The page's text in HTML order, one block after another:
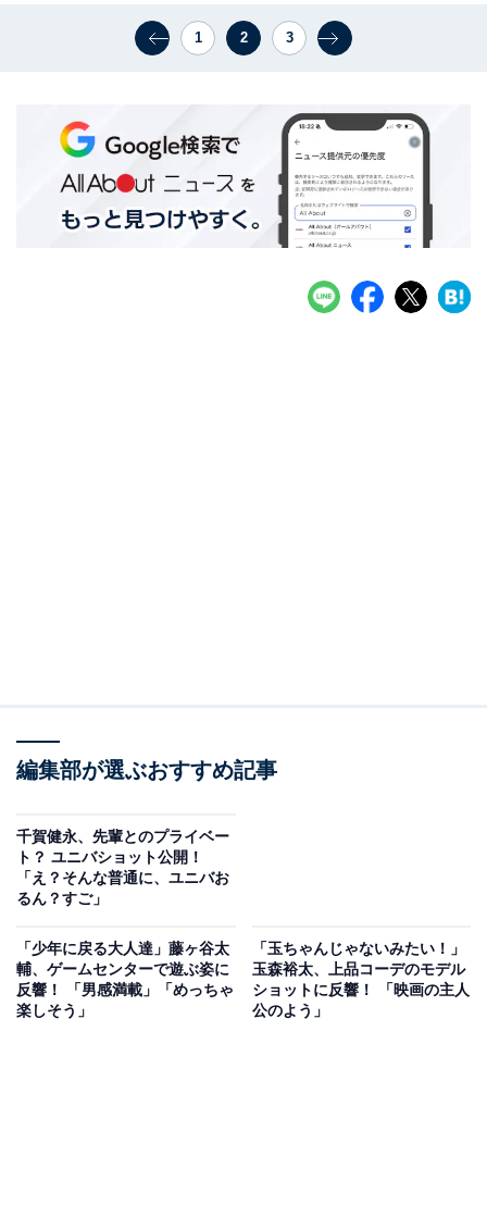
1 2 3
編集部が選ぶおすすめ記事
千賀健永、先輩とのプライベー
ト？ ユニバショット公開！
「え？そんな普通に、ユニバお
るん？すご」
「少年に戻る大人達」藤ヶ谷太
輔、ゲームセンターで遊ぶ姿に
反響！ 「男感満載」「めっちゃ
楽しそう」
「玉ちゃんじゃないみたい！」
玉森裕太、上品コーデのモデル
ショットに反響！ 「映画の主人
公のよう」